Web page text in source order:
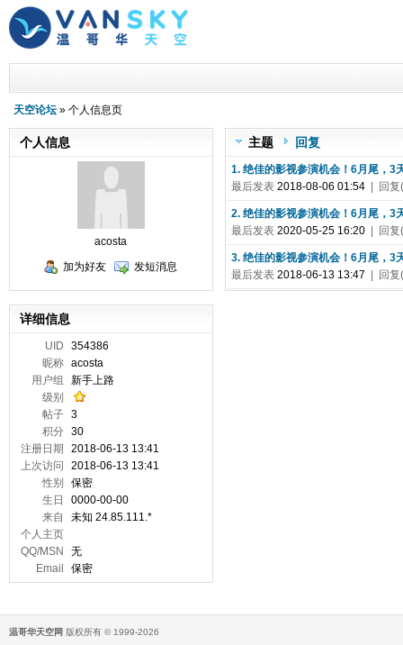
天空论坛 » 个人信息页
主题 回复
1. 绝佳的影视参演机会！6月尾，3
最后发表2018-08-06 01:54 | 回
2. 绝佳的影视参演机会！6月尾，3
最后发表2020-05-25 16:20 | 回
3. 绝佳的影视参演机会！6月尾，3
最后发表2018-06-13 13:47 | 回
个人信息
acosta
加为好友
发短消息
详细信息
UID
354386
昵称 acosta
用户组
新手上路
级别
帖子 3
积分 30
注册日期
2018-06-13 13:41
上次访问
2018-06-13 13:41
性别
保密
生日
0000-00-00
来自
未知 24.85.111.*
个人主页
QQ/MSN
无
Email
保密
温哥华天空网 版权所有 © 1999-2026